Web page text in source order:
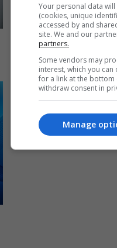
Your personal data
(cookies, unique
accessed by and
site. We and our
partners.
Some vendors may
interest, which you
for a link at the bottom
withdraw consent in
Manage